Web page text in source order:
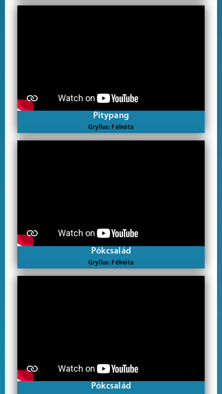
Pitypang
Gryllus: Félnóta
Pókcsalád
Gryllus: Félnóta
Pókcsalád